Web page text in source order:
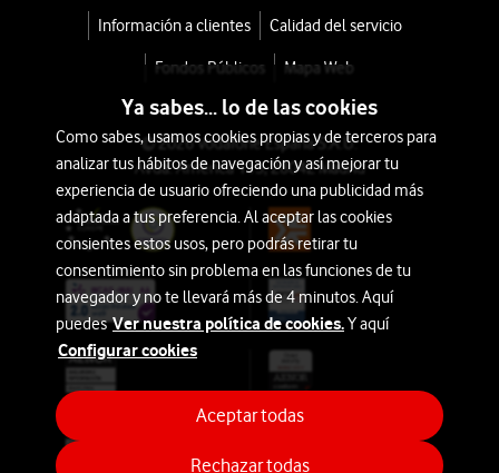
Hogar
Acondicionados
Imagen
Sonido
Información a clientes Calidad del servicio
Fondos Públicos Mapa Web
© 2026 Vodafone España S.A.U.
Avda. América 115, 28042 Madrid
Ya sabes... lo de las cookies
Como sabes, usamos cookies propias y de terceros para
analizar tus hábitos de navegación y así mejorar tu
experiencia de usuario ofreciendo una publicidad más
adaptada a tus preferencia. Al aceptar las cookies
consientes estos usos, pero podrás retirar tu
consentimiento sin problema en las funciones de tu
navegador y no te llevará más de 4 minutos. Aquí
puedesVer nuestra política de cookies.Y aquí
Configurar cookies
Rechazar todas
Aceptar todas